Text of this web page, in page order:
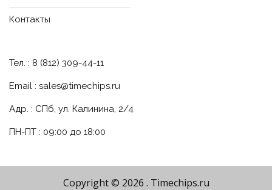
Контакты
Тел. : 8 (812) 309-44-11
Email : sales@timechips.ru
Адр. : СПб, ул. Калинина, 2/4
ПН-ПТ : 09:00 до 18:00
Copyright © 2026 . Timechips.ru